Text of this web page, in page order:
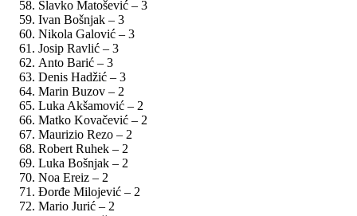
Slavko Matošević – 3
Ivan Bošnjak – 3
Nikola Galović – 3
Josip Ravlić – 3
Anto Barić – 3
Denis Hadžić – 3
Marin Buzov – 2
Luka Akšamović – 2
Matko Kovačević – 2
Maurizio Rezo – 2
Robert Ruhek – 2
Luka Bošnjak – 2
Noa Ereiz – 2
Đorđe Milojević – 2
Mario Jurić – 2